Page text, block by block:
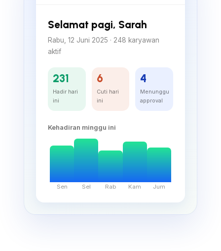
Selamat pagi, Sarah
Rabu, 12 Juni 2025 · 248 karyawan
aktif
231
Hadir hari
ini
6
Cuti hari
ini
4
Menunggu
approval
Kehadiran minggu ini
Sen Sel Rab Kam Jum